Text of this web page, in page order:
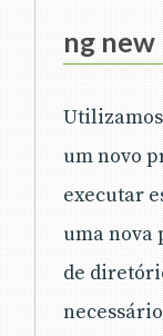
ng
um novo
executar
uma nova
de